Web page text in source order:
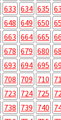
633 634 635
648 649 650
663 664 665
678 679 680
693 694 695
708 709 710
723 724 725
738 739 740